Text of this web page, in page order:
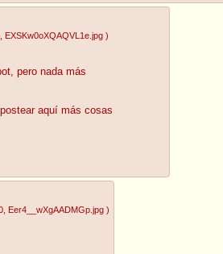
, EXSKw0oXQAQVL1e.jpg )
pero nada más
aquí más cosas
, Eer4__wXgAADMGp.jpg )